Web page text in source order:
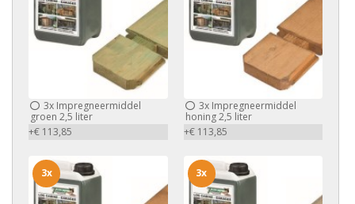
3x Impregneermiddel
groen 2,5 liter
+€ 113,85
3xImpregneermiddel
honing 2,5 liter
+€ 113,85
3x 3x